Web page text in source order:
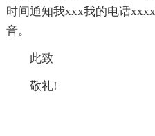
时间通知我xxx我的电话
音。
此致
敬礼!